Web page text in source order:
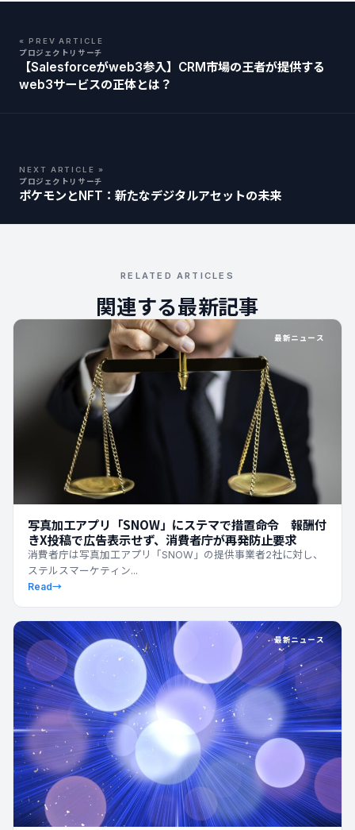
« PREV ARTICLE
プロジェクトリサーチ
【Salesforceがweb3参入】CRM市場の王者が提供する
web3サービスの正体とは？
NEXT ARTICLE »
プロジェクトリサーチ
ポケモンとNFT：新たなデジタルアセットの未来
RELATED ARTICLES
関連する最新記事
最新ニュース
写真加工アプリ「SNOW」にステマで措置命令 報酬付
きX投稿で広告表示せず、消費者庁が再発防止要求
消費者庁は写真加工アプリ「SNOW」の提供事業者2社に対し、
ステルスマーケティン...
Read→
最新ニュース